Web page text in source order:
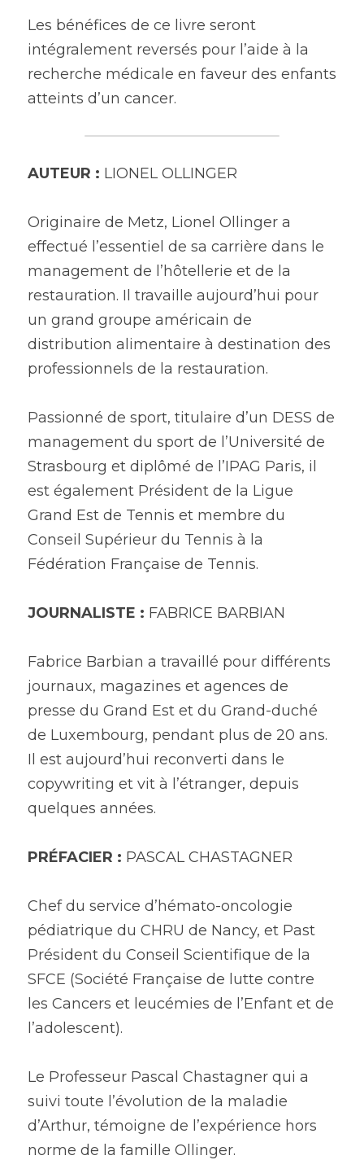
Les bénéfices de ce livre seront
intégralement reversés pour l’aide à la
recherche médicale en faveur des enfants
atteints d’un cancer.
AUTEUR : LIONEL OLLINGER
Originaire de Metz, Lionel Ollinger a
effectué l’essentiel de sa carrière dans le
management de l’hôtellerie et de la
restauration. Il travaille aujourd’hui pour
un grand groupe américain de
distribution alimentaire à destination des
professionnels de la restauration.
Passionné de sport, titulaire d’un DESS de
management du sport de l’Université de
Strasbourg et diplômé de l’IPAG Paris, il
est également Président de la Ligue
Grand Est de Tennis et membre du
Conseil Supérieur du Tennis à la
Fédération Française de Tennis.
JOURNALISTE : FABRICE BARBIAN
Fabrice Barbian a travaillé pour différents
journaux, magazines et agences de
presse du Grand Est et du Grand-duché
de Luxembourg, pendant plus de 20 ans.
Il est aujourd’hui reconverti dans le
copywriting et vit à l’étranger, depuis
quelques années.
PRÉFACIER : PASCAL CHASTAGNER
Chef du service d’hémato-oncologie
pédiatrique du CHRU de Nancy, et Past
Président du Conseil Scientifique de la
SFCE (Société Française de lutte contre
les Cancers et leucémies de l’Enfant et de
l’adolescent).
Le Professeur Pascal Chastagner qui a
suivi toute l’évolution de la maladie
d’Arthur, témoigne de l’expérience hors
norme de la famille Ollinger.